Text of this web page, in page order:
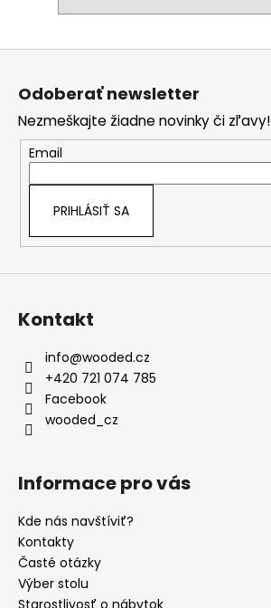
Z
Odoberať newsletter
Nezmeškajte žiadne novinky či zľavy!
Email
PRIHLÁSIŤ SA
Kontakt
info@wooded.cz
+420 721 074 785
Facebook
wooded_cz
Informace pro vás
Kde nás navštíviť?
Kontakty
Časté otázky
Výber stolu